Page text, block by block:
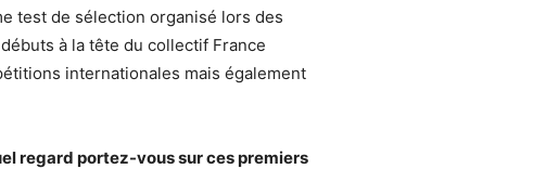
test de sélection organisé lors des
à la tête du collectif France
internationales mais également
regard portez-vous sur ces premiers